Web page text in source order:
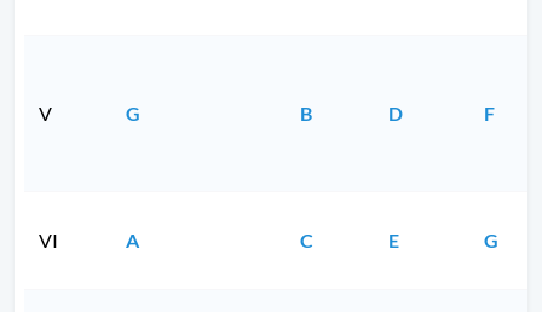
V G B D F
VI A C E G